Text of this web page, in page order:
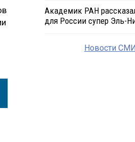
Академик РАН
для России супер Эль-
Новости